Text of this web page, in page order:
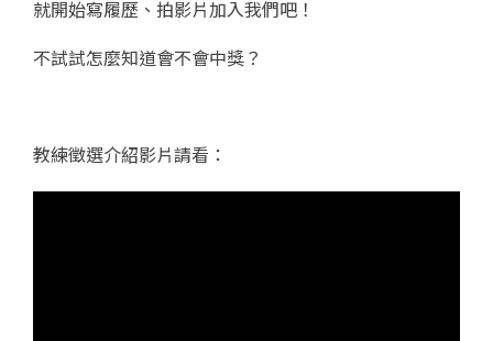
就開始寫履歷、拍影片加入我們吧！
不試試怎麼知道會不會中獎？
教練徵選介紹影片請看：